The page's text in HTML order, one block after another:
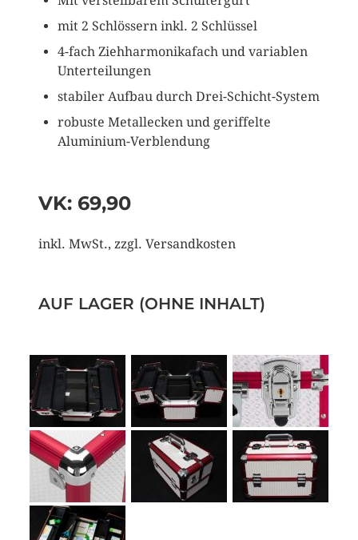
mit 2 Schlössern inkl. 2 Schlüssel
4-fach Ziehharmonikafach und variablen
Unterteilungen
stabiler Aufbau durch Drei-Schicht-System
robuste Metallecken und geriffelte
Aluminium-Verblendung
VK: 69,90
inkl. MwSt., zzgl. Versandkosten
AUF LAGER (OHNE INHALT)